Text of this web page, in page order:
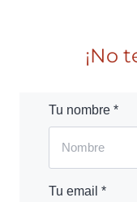
¡No
Tu nombre *
Tu email *